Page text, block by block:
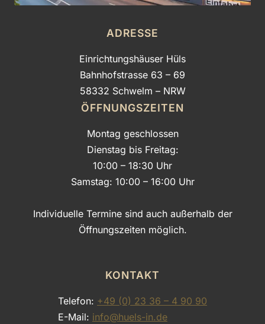
ADRESSE
Einrichtungshäuser Hüls
Bahnhofstrasse 63 – 69
58332 Schwelm – NRW
ÖFFNUNGSZEITEN
Montag geschlossen
Dienstag bis Freitag:
10:00 – 18:30 Uhr
Samstag: 10:00 – 16:00 Uhr
Individuelle Termine sind auch außerhalb der
Öffnungszeiten möglich.
KONTAKT
Telefon: +49 (0) 23 36 – 4 90 90
E-Mail: info@huels-in.de